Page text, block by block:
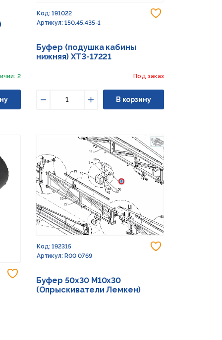
2
Код: 191022
Артикул: 150.45.435-1
Буфер (подушка кабины
нижняя) ХТЗ-17221
Под заказ
Увеличить
В корзину
Код: 192315
Артикул: R00 0769
Буфер 50х30 М10х30
(Опрыскиватели Лемкен)